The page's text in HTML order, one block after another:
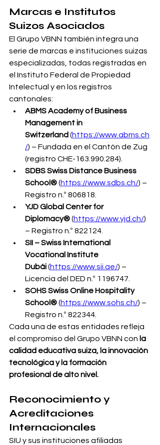
Marcas e Institutos
Suizos Asociados
El Grupo VBNN también integra una
serie de marcas e instituciones suizas
especializadas, todas registradas en
el Instituto Federal de Propiedad
Intelectual y en los registros
cantonales:
ABMS Academy of Business
Management in
Switzerland (https://www.abms.ch
/) – Fundada en el Cantón de Zug
(registro CHE-163.990.284).
SDBS Swiss Distance Business
School® (https://www.sdbs.ch/) –
Registro n.º 806818.
YJD Global Center for
Diplomacy® (https://www.yjd.ch/)
– Registro n.º 822124.
SII – Swiss International
Vocational Institute
Dubái (https://www.sii.ae/) –
Licencia del DED n.º 1196747.
SOHS Swiss Online Hospitality
School® (https://www.sohs.ch/) –
Registro n.º 822344.
Cada una de estas entidades refleja
el compromiso del Grupo VBNN con la
calidad educativa suiza, la innovación
tecnológica y la formación
profesional de alto nivel.
Reconocimiento y
Acreditaciones
Internacionales
SIU y sus instituciones afiliadas